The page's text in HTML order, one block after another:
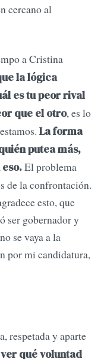
cercano al
a Cristina
la lógica
es tu peor rival
que el otro, es lo
La forma
putea más,
El problema
de la confrontación.
esto, que
ser gobernador y
se vaya a la
por mi candidatura,
respetada y aparte
qué voluntad